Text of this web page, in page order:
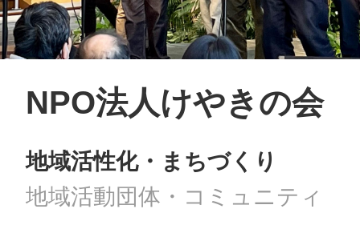
NPO法人けやきの会
地域活性化・まちづくり
地域活動団体・コミュニティ